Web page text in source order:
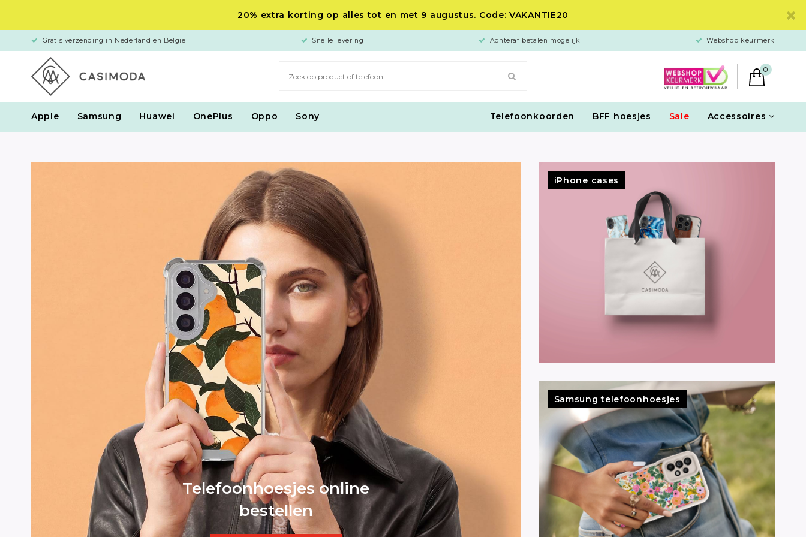
20% extra korting op alles tot en met 9 augustus. Code: VAKANTIE20
Gratis verzending in Nederland en België Snelle levering Achteraf betalen mogelijk Webshop keurmerk
0
Apple Samsung Huawei OnePlus Oppo Sony Telefoonkoorden BFF hoesjes Sale Accessoires
Telefoonhoesjes online
bestellen
iPhone cases
Samsung telefoonhoesjes